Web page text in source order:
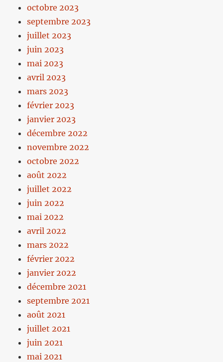
octobre 2023
septembre 2023
juillet 2023
juin 2023
mai 2023
avril 2023
mars 2023
février 2023
janvier 2023
décembre 2022
novembre 2022
octobre 2022
août 2022
juillet 2022
juin 2022
mai 2022
avril 2022
mars 2022
février 2022
janvier 2022
décembre 2021
septembre 2021
août 2021
juillet 2021
juin 2021
mai 2021